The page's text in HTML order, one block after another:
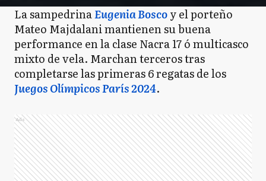
La sampedrinaEugenia Boscoy el porteño
Mateo Majdalani mantienen su buena
performance en la clase Nacra 17 ó multicasco
mixto de vela. Marchan terceros tras
completarse las primeras 6 regatas de los
Juegos Olímpicos París 2024.
Ads